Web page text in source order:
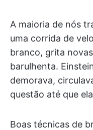
A maioria de nós
uma corrida de
branco, grita
barulhenta.
demorava,
questão até que
Boas técnicas de